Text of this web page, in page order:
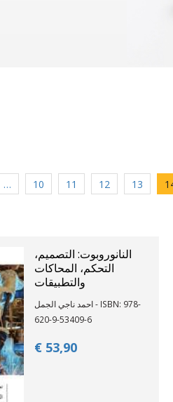
… 10 11 12 13
النانوروبوت: التصميم،
التحكم، المحاكات
والتطبيقات
احمد ناجي الجمل - ISBN: 978-
620-9-53409-6
€ 53,90